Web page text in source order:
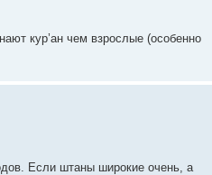
кур’ан чем взрослые (особенно
Если штаны широкие очень, а